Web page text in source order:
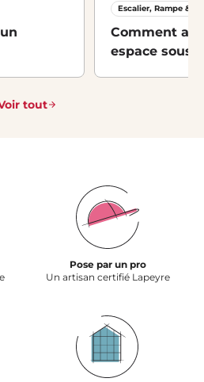
Escalier, Rampe &
Comment
espace sous-
tout
Pose par un pro
Un artisan certifié Lapeyre